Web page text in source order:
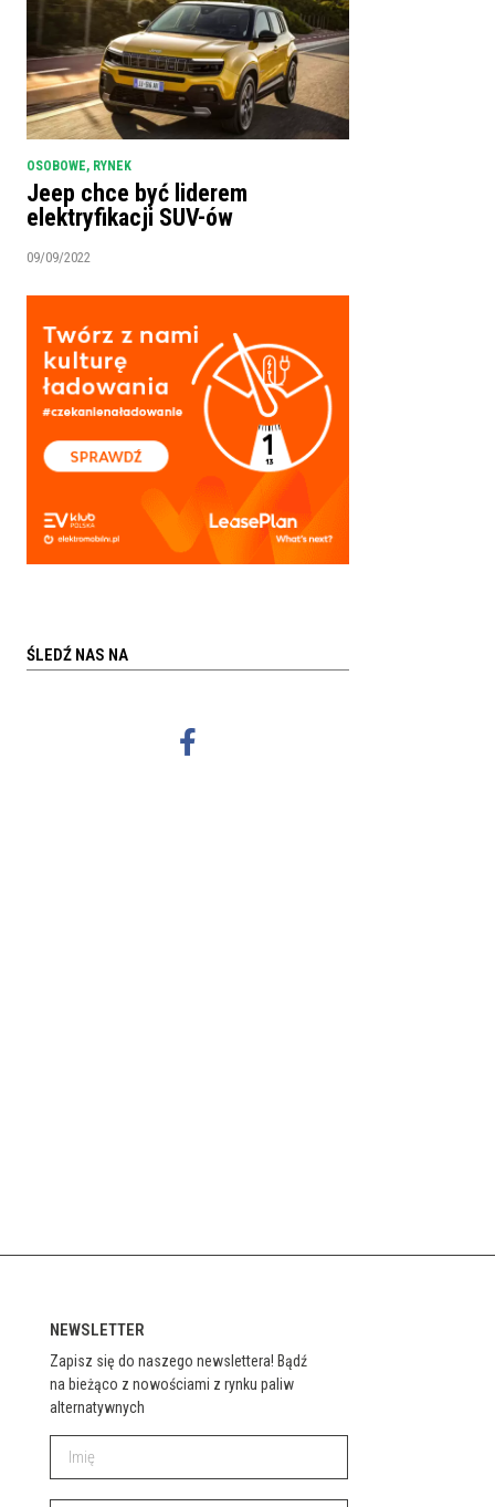
OSOBOWE, RYNEK
Jeep chce być liderem
elektryfikacji SUV-ów
09/09/2022
ŚLEDŹ NAS NA
NEWSLETTER
Zapisz się do naszego newslettera! Bądź
na bieżąco z nowościami z rynku paliw
alternatywnych